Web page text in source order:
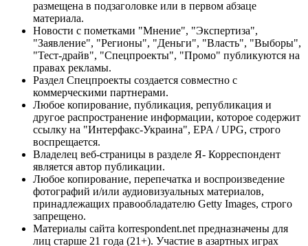
размещена в подзаголовке или в первом абзаце
материала.
Новости с пометками "Мнение", "Экспертиза",
"Заявление", "Регионы", "Деньги", "Власть", "Выборы",
"Тест-драйв", "Спецпроекты", "Промо" публикуются на
правах рекламы.
Раздел Спецпроекты создается совместно с
коммерческими партнерами.
Любое копирование, публикация, републикация и
другое распространение информации, которое содержит
ссылку на "Интерфакс-Украина", EPA / UPG, строго
воспрещается.
Владелец веб-страницы в разделе Я- Корреспондент
является автор публикации.
Любое копирование, перепечатка и воспроизведение
фотографий и/или аудиовизуальных материалов,
принадлежащих правообладателю Getty Images, строго
запрещено.
Материалы сайта korrespondent.net предназначены для
лиц старше 21 года (21+). Участие в азартных играх